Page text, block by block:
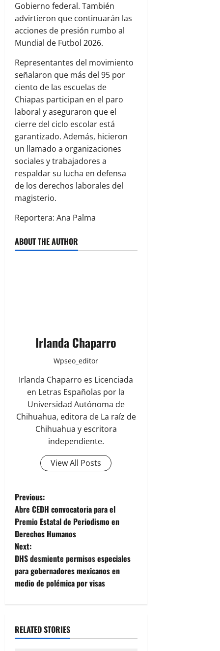
Gobierno federal. También
advirtieron que continuarán las
acciones de presión rumbo al
Mundial de Futbol 2026.
Representantes del movimiento
señalaron que más del 95 por
ciento de las escuelas de
Chiapas participan en el paro
laboral y aseguraron que el
cierre del ciclo escolar está
garantizado. Además, hicieron
un llamado a organizaciones
sociales y trabajadores a
respaldar su lucha en defensa
de los derechos laborales del
magisterio.
Reportera: Ana Palma
ABOUT THE AUTHOR
Irlanda Chaparro
Wpseo_editor
Irlanda Chaparro es Licenciada
en Letras Españolas por la
Universidad Autónoma de
Chihuahua, editora de La raíz de
Chihuahua y escritora
independiente.
View All Posts
P
o
s
t
n
v
i
Previous:
Abre CEDH convocatoria para el
Premio Estatal de Periodismo en
Derechos Humanos
Next:
DHS desmiente permisos especiales
para gobernadores mexicanos en
medio de polémica por visas
RELATED STORIES